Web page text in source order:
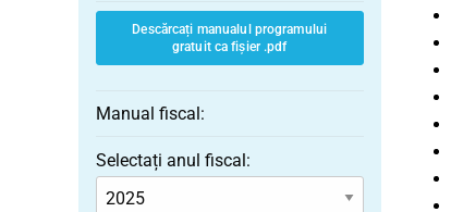
Descărcați manualul programului
gratuit ca fișier .pdf
Manual fiscal:
Selectați anul fiscal: